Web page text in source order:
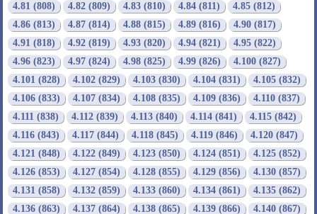
4.81 (808)
4.82 (809) 4.83 (810) 4.84 (811)
4.85 (812)
4.86 (813)
4.87 (814) 4.88 (815) 4.89 (816)
4.90 (817)
4.91 (818)
4.92 (819) 4.93 (820) 4.94 (821)
4.95 (822)
4.96 (823)
4.97 (824) 4.98 (825) 4.99 (826)
4.100 (827)
4.101 (828)
4.102 (829) 4.103 (830) 4.104 (831)
4.105 (832)
4.106 (833)
4.107 (834) 4.108 (835) 4.109 (836)
4.110 (837)
4.111 (838)
4.112 (839) 4.113 (840) 4.114 (841)
4.115 (842)
4.116 (843)
4.117 (844) 4.118 (845) 4.119 (846)
4.120 (847)
4.121 (848)
4.122 (849) 4.123 (850) 4.124 (851)
4.125 (852)
4.126 (853)
4.127 (854) 4.128 (855) 4.129 (856)
4.130 (857)
4.131 (858)
4.132 (859) 4.133 (860) 4.134 (861)
4.135 (862)
4.136 (863)
4.137 (864) 4.138 (865) 4.139 (866)
4.140 (867)